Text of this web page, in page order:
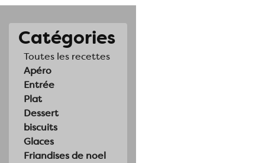
Catégories
Toutes les recettes
Apéro
Entrée
Plat
Dessert
biscuits
Glaces
Friandises de noel